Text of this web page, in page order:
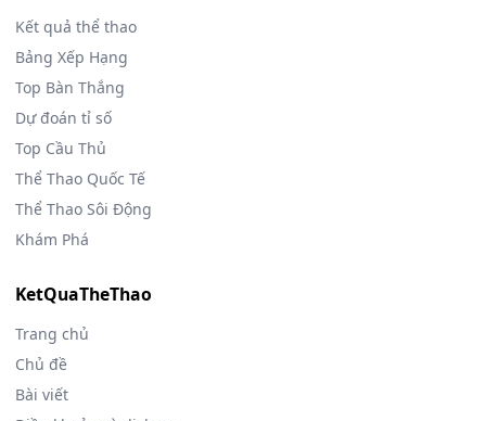
Kết quả thể thao
Bảng Xếp Hạng
Top Bàn Thắng
Dự đoán tỉ số
Top Cầu Thủ
Thể Thao Quốc Tế
Thể Thao Sôi Động
Khám Phá
KetQuaTheThao
Trang chủ
Chủ đề
Bài viết